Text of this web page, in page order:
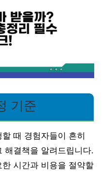
기준
때 경험자들이 흔히
해결책을 알려드립니다.
시간과 비용을 절약할